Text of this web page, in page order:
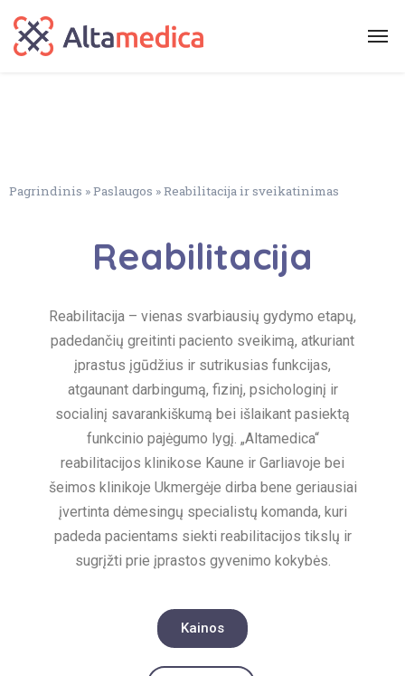
Pagrindinis »Paslaugos »Reabilitacija ir sveikatinimas
Reabilitacija
Reabilitacija – vienas svarbiausių gydymo etapų,
padedančių greitinti paciento sveikimą, atkuriant
įprastus įgūdžius ir sutrikusias funkcijas,
atgaunant darbingumą, fizinį, psichologinį ir
socialinį savarankiškumą bei išlaikant pasiektą
funkcinio pajėgumo lygį. „Altamedica“
reabilitacijos klinikose Kaune ir Garliavoje bei
šeimos klinikoje Ukmergėje dirba bene geriausiai
įvertinta dėmesingų specialistų komanda, kuri
padeda pacientams siekti reabilitacijos tikslų ir
sugrįžti prie įprastos gyvenimo kokybės.
Kainos